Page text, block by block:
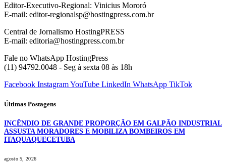
Editor-Executivo-Regional: Vinicius Mororó
E-mail: editor-regionalsp@hostingpress.com.br
Central de Jornalismo HostingPRESS
E-mail: editoria@hostingpress.com.br
Fale no WhatsApp HostingPress
(11) 94792.0048 - Seg à sexta 08 às 18h
Facebook InstagramYouTube LinkedIn WhatsApp TikTok
Últimas Postagens
INCÊNDIO DE GRANDE PROPORÇÃO EM GALPÃO INDUSTRIAL
ASSUSTA MORADORES E MOBILIZA BOMBEIROS EM
ITAQUAQUECETUBA
agosto 5, 2026